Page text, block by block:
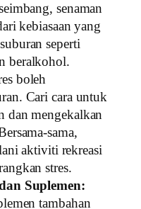
senaman
kebiasaan yang
seperti
beralkohol.
boleh
Cari cara untuk
dan mengekalkan
sama,
aktiviti rekreasi
stres.
Suplemen:
tambahan